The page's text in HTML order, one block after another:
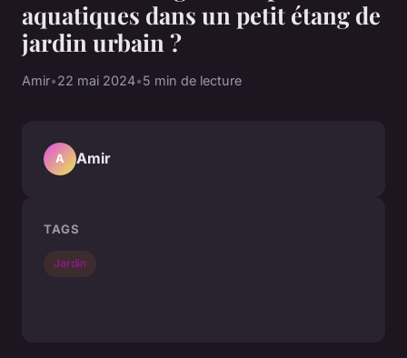
aquatiques dans un petit étang de
jardin urbain ?
Amir•22 mai 2024•5 min de lecture
A Amir
TAGS
Jardin